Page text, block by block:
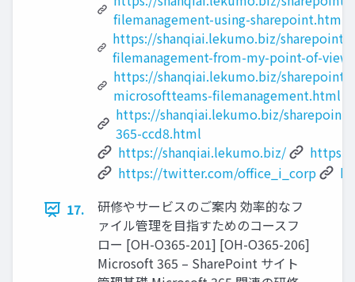
filemanagement-using-sharepoint.html
https://shanqiai.lekumo.biz/
filemanagement-from-my-point-of-
https://shanqiai.lekumo.biz/
microsoftteams-filemanagement.html
https://shanqiai.lekumo.biz/
365-ccd8.html
https://shanqiai.lekumo.biz/
https://twitter.com/office_i_corp
17.
研修やサービスのご案内 効率的なフ
ァイル管理を目指すためのコースフ
ロー [OH-O365-201] [OH-O365-206]
Microsoft 365 – SharePoint サイト